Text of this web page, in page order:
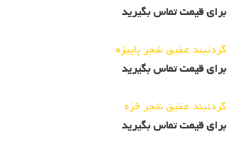
برای قیمت تماس بگیرید
گردنبند عقیق شجر پاییزه
برای قیمت تماس بگیرید
گردنبند عقیق شجر خزه
برای قیمت تماس بگیرید